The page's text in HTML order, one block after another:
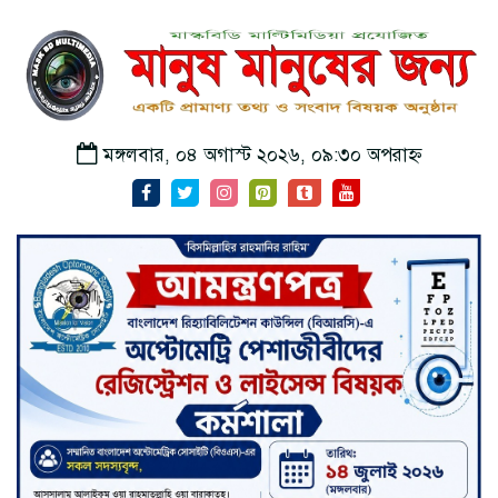
মঙ্গলবার, ০৪ অগাস্ট ২০২৬, ০৯:৩০ অপরাহ্ন